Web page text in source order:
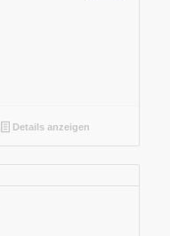
Details anzeigen